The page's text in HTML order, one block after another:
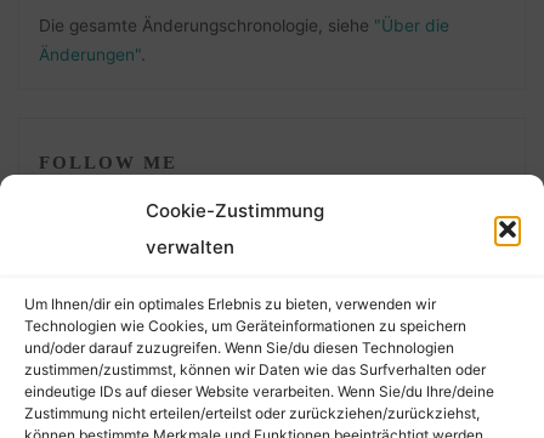
Cookie-Zustimmung
verwalten
Um Ihnen/dir ein optimales Erlebnis zu bieten, verwenden wir
Technologien wie Cookies, um Geräteinformationen zu speichern
und/oder darauf zuzugreifen. Wenn Sie/du diesen Technologien
zustimmen/zustimmst, können wir Daten wie das Surfverhalten oder
eindeutige IDs auf dieser Website verarbeiten. Wenn Sie/du Ihre/deine
Zustimmung nicht erteilen/erteilst oder zurückziehen/zurückziehst,
Die gesamte Änderungschronologie, siehe "Über die
Änderungen".
FOLLOW ME
©2026 Der Transkribierer